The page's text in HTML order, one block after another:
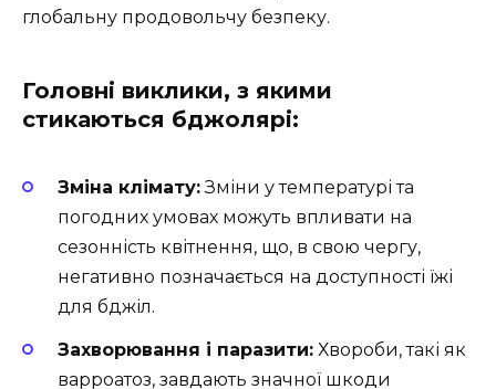
глобальну продовольчу безпеку.
Головні виклики, з якими
стикаються бджолярі:
Зміна клімату:Зміни у температурі та
погодних умовах можуть впливати на
сезонність квітнення, що, в свою чергу,
негативно позначається на доступності їжі
для бджіл.
Захворювання і паразити: Хвороби, такі як
варроатоз, завдають значної шкоди